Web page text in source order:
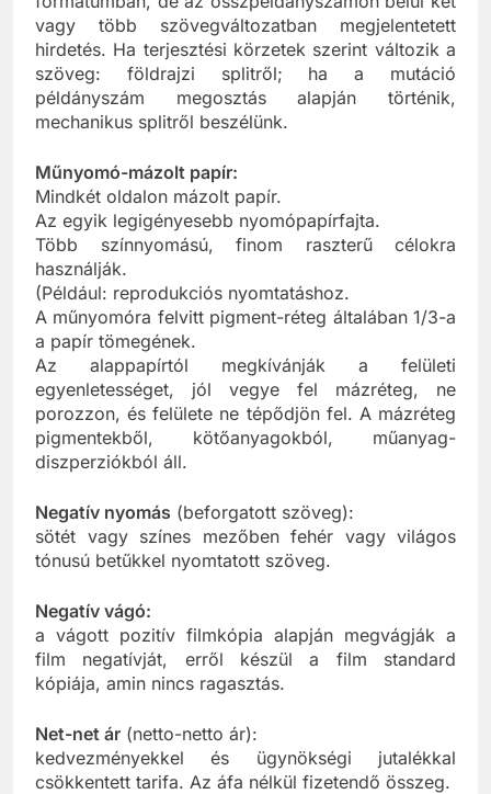
formátumban, de az összpéldányszámon belül két
vagy több szövegváltozatban megjelentetett
hirdetés. Ha terjesztési körzetek szerint változik a
szöveg: földrajzi splitről; ha a mutáció
példányszám megosztás alapján történik,
Műnyomó-mázolt papír:
Mindkét oldalon mázolt papír.
Az egyik legigényesebb nyomópapírfajta.
Több színnyomású, finom raszterű célokra
használják.
(Például: reprodukciós nyomtatáshoz.
A műnyomóra felvitt pigment-réteg általában 1/3-a
a papír tömegének.
Az alappapírtól megkívánják a felületi
egyenletességet, jól vegye fel mázréteg, ne
porozzon, és felülete ne tépődjön fel. A mázréteg
pigmentekből, kötőanyagokból, műanyag-
Negatív nyomás(beforgatott szöveg):
sötét vagy színes mezőben fehér vagy világos
Negatív vágó:
a vágott pozitív filmkópia alapján megvágják a
film negatívját, erről készül a film standard
Net-net ár(netto-netto ár):
kedvezményekkel és ügynökségi jutalékkal